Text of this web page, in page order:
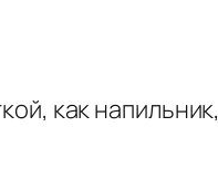
как напильник,